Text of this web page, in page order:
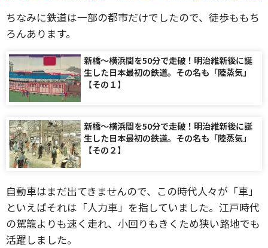
ちなみに鉄道は一部の都市だけでしたので、徒歩ももち
ろんあります。
新橋～横浜間を50分で走破！明治維新後に誕
生した日本最初の鉄道。その名も「陸蒸気」
【その１】
新橋～横浜間を50分で走破！明治維新後に誕
生した日本最初の鉄道。その名も「陸蒸気」
【その２】
自動車はまだ出てきませんので、この時代人々が「車」
といえばそれは「人力車」を指していました。江戸時代
の駕籠よりも速く走れ、小回りもきくため狭い路地でも
活躍しました。